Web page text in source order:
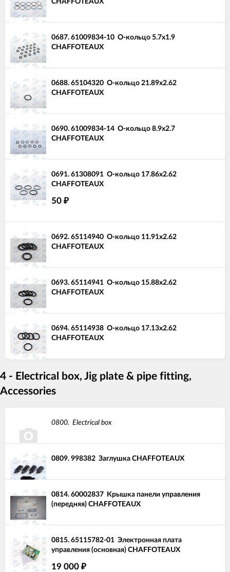
CHAFFOTEAUX
0687. 61009834-10 О-кольцо 5.7x1.9
CHAFFOTEAUX
0688. 65104320 О-кольцо 21.89x2.62
CHAFFOTEAUX
0690. 61009834-14 О-кольцо 8.9x2.7
CHAFFOTEAUX
0691. 61308091 О-кольцо 17.86x2.62
CHAFFOTEAUX
50 ₽
0692. 65114940 О-кольцо 11.91x2.62
CHAFFOTEAUX
0693. 65114941 О-кольцо 15.88x2.62
CHAFFOTEAUX
0694. 65114938 О-кольцо 17.13x2.62
CHAFFOTEAUX
4 - Electrical box, Jig plate & pipe fitting,
Accessories
0800. Electrical box
0809. 998382 Заглушка CHAFFOTEAUX
0814. 60002837 Крышка панели управления
(передняя) CHAFFOTEAUX
0815. 65115782-01 Электронная плата
управления (основная) CHAFFOTEAUX
19 000 ₽